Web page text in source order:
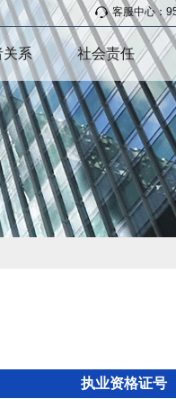
客服中心：
关系 社会责任
执业资格证号